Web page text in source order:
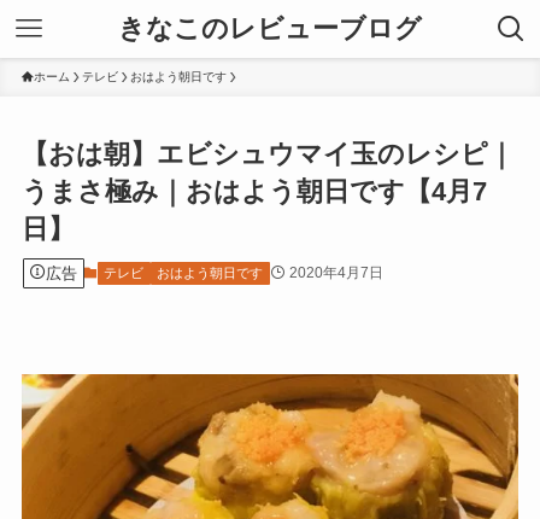
きなこのレビューブログ
ホーム テレビ おはよう朝日です
【おは朝】エビシュウマイ玉のレシピ｜
うまさ極み｜おはよう朝日です【4月7
日】
広告 テレビ おはよう朝日です 2020年4月7日